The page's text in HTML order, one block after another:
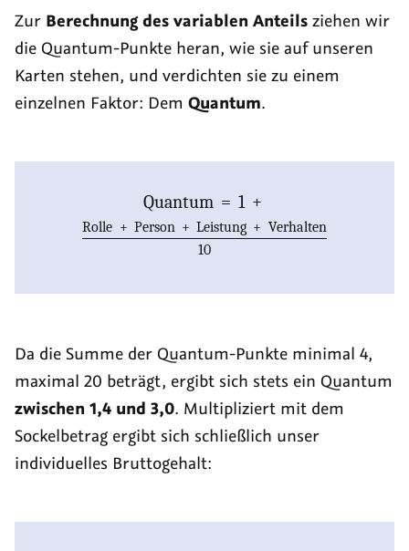
Zur Berechnung des variablen Anteils ziehen wir
die Quantum-Punkte heran, wie sie auf unseren
Karten stehen, und verdichten sie zu einem
einzelnen Faktor: Dem Quantum.
Quantum = 1 +
Rolle + Person + Leistung + Verhalten
10
Da die Summe der Quantum-Punkte minimal 4,
maximal 20 beträgt, ergibt sich stets ein Quantum
zwischen 1,4 und 3,0. Multipliziert mit dem
Sockelbetrag ergibt sich schließlich unser
individuelles Bruttogehalt: